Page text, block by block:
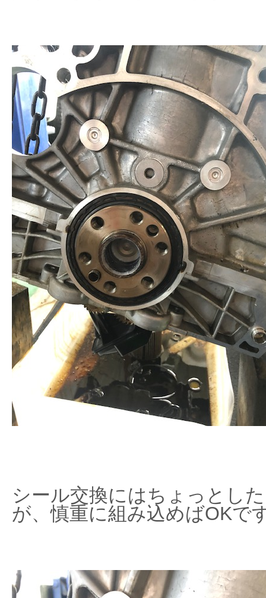
シール交換にはちょっとし
が、慎重に組み込めばOKで